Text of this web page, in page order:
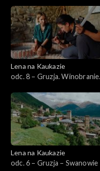
Lena na Kaukazie
odc. 8 – Gruzja. Winobranie
Lena na Kaukazie
odc. 6 – Gruzja – Swanowie